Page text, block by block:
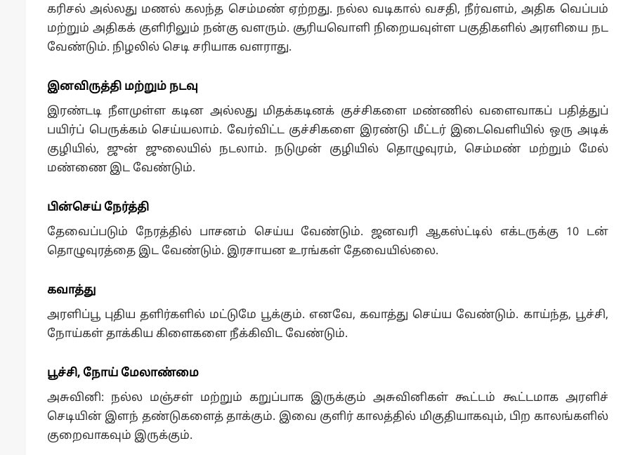
கரிசல் அல்லது மணல் கலந்த செம்மண் ஏற்றது. நல்ல வடிகால் வசதி, நீர்வளம், அதிக வெப்பம்
மற்றும் அதிகக் குளிரிலும் நன்கு வளரும். சூரியவொளி நிறையவுள்ள பகுதிகளில் அரளியை நட
வேண்டும். நிழலில் செடி சரியாக வளராது.
இனவிருத்தி மற்றும் நடவு
இரண்டடி நீளமுள்ள கடின அல்லது மிதக்கடினக் குச்சிகளை மண்ணில் வளைவாகப் பதித்துப்
பயிர்ப் பெருக்கம் செய்யலாம். வேர்விட்ட குச்சிகளை இரண்டு மீட்டர் இடைவெளியில் ஒரு அடிக்
குழியில், ஜுன் ஜுலையில் நடலாம். நடுமுன் குழியில் தொழுவுரம், செம்மண் மற்றும் மேல்
மண்ணை இட வேண்டும்.
பின்செய் நேர்த்தி
தேவைப்படும் நேரத்தில் பாசனம் செய்ய வேண்டும். ஜனவரி ஆகஸ்ட்டில் எக்டருக்கு 10 டன்
தொழுவுரத்தை இட வேண்டும். இரசாயன உரங்கள் தேவையில்லை.
கவாத்து
அரளிப்பூ புதிய தளிர்களில் மட்டுமே பூக்கும். எனவே, கவாத்து செய்ய வேண்டும். காய்ந்த, பூச்சி,
நோய்கள் தாக்கிய கிளைகளை நீக்கிவிட வேண்டும்.
பூச்சி, நோய் மேலாண்மை
அசுவினி: நல்ல மஞ்சள் மற்றும் கறுப்பாக இருக்கும் அசுவினிகள் கூட்டம் கூட்டமாக அரளிச்
செடியின் இளந் தண்டுகளைத் தாக்கும். இவை குளிர் காலத்தில் மிகுதியாகவும், பிற காலங்களில்
குறைவாகவும் இருக்கும்.